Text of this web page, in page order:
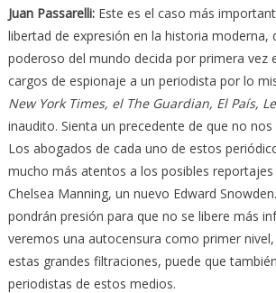
Juan Passarelli:Este es el caso más
libertad de expresión en la historia moderna,
poderoso del mundo decida por primera vez
cargos de espionaje a un periodista por lo
New York Times, el The Guardian, El País,
inaudito. Sienta un precedente de que no
Los abogados de cada uno de estos
mucho más atentos a los posibles reportajes
Chelsea Manning, un nuevo Edward
pondrán presión para que no se libere más
veremos una autocensura como primer
estas grandes filtraciones, puede que
periodistas de estos medios.